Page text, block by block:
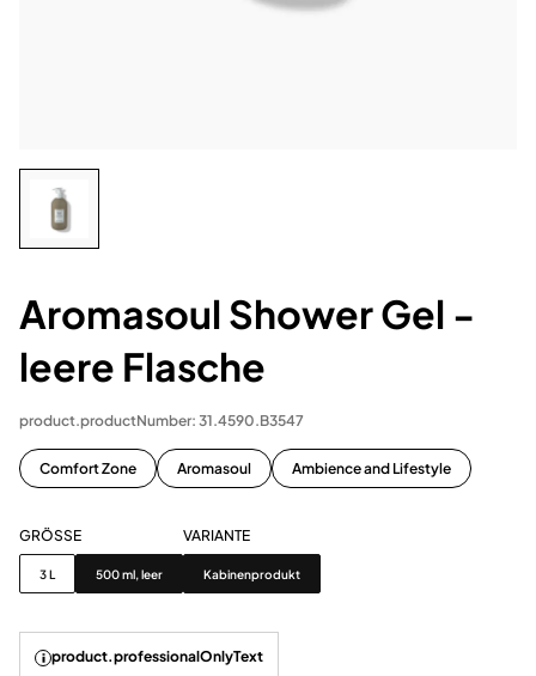
Aromasoul Shower Gel -
leere Flasche
product.productNumber: 31.4590.B3547
Comfort Zone Aromasoul Ambience and Lifestyle
GRÖSSE
Grösse
3 L 500 ml, leer
VARIANTE
Variante
Kabinenprodukt
product.professionalOnlyText